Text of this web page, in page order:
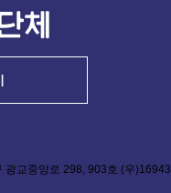
광교중앙로 298, 903호 (우)16943